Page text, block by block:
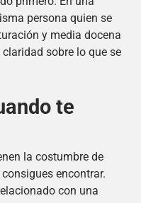
persona quien se
y media docena
sobre lo que se
te
la costumbre de
encontrar.
con una